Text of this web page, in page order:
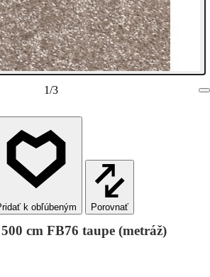
1/3
Porovnať
cm FB76 taupe (metráž)